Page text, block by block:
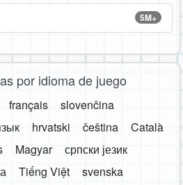
5M+
por idioma de juego
français
slovenčina
hrvatski čeština
Català
Magyar
српски језик
Tiếng Việt
svenska